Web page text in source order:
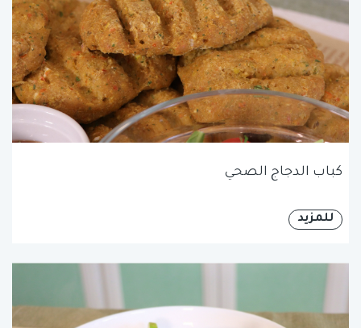
كباب الدجاج الصحي
للمزيد